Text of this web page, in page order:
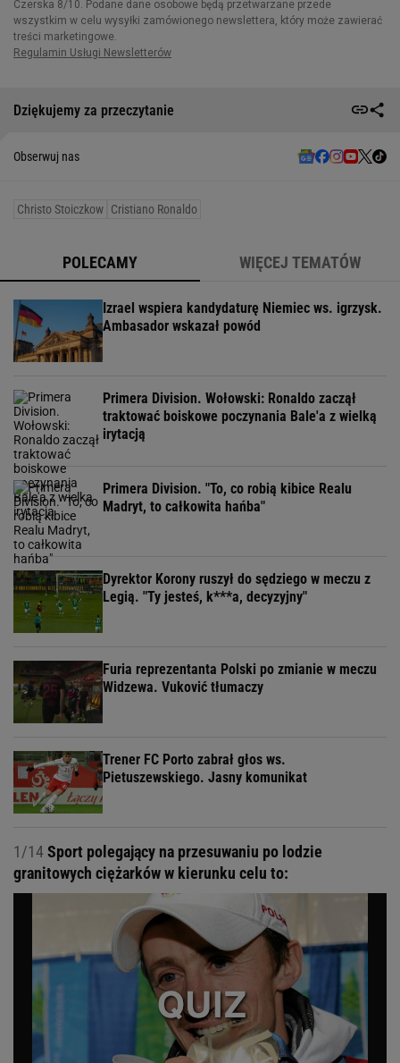
Dziękujemy za przeczytanie
Obserwuj nas
Christo Stoiczkow Cristiano Ronaldo
POLECAMY WIĘCEJ TEMATÓW
Izrael wspiera kandydaturę Niemiec ws. igrzysk.
Ambasador wskazał powód
Primera Division. Wołowski: Ronaldo zaczął
traktować boiskowe poczynania Bale'a z wielką
irytacją
Primera Division. "To, co robią kibice Realu
Madryt, to całkowita hańba"
Dyrektor Korony ruszył do sędziego w meczu z
Legią. "Ty jesteś, k***a, decyzyjny"
Furia reprezentanta Polski po zmianie w meczu
Widzewa. Vuković tłumaczy
Trener FC Porto zabrał głos ws.
Pietuszewskiego. Jasny komunikat
1/14Sport polegający na przesuwaniu po lodzie
granitowych ciężarków w kierunku celu to: